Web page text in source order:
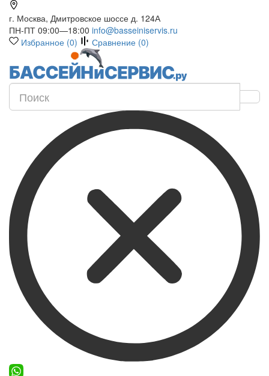
г. Москва, Дмитровское шоссе д. 124А
ПН-ПТ 09:00—18:00 info@basseiniservis.ru
Избранное (0) Сравнение (0)